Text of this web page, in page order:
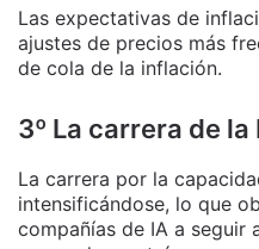
Las expectativas de
ajustes de precios más
de cola de la inflación.
3º La carrera de la
La carrera por la
intensificándose, lo que
compañías de IA a seguir